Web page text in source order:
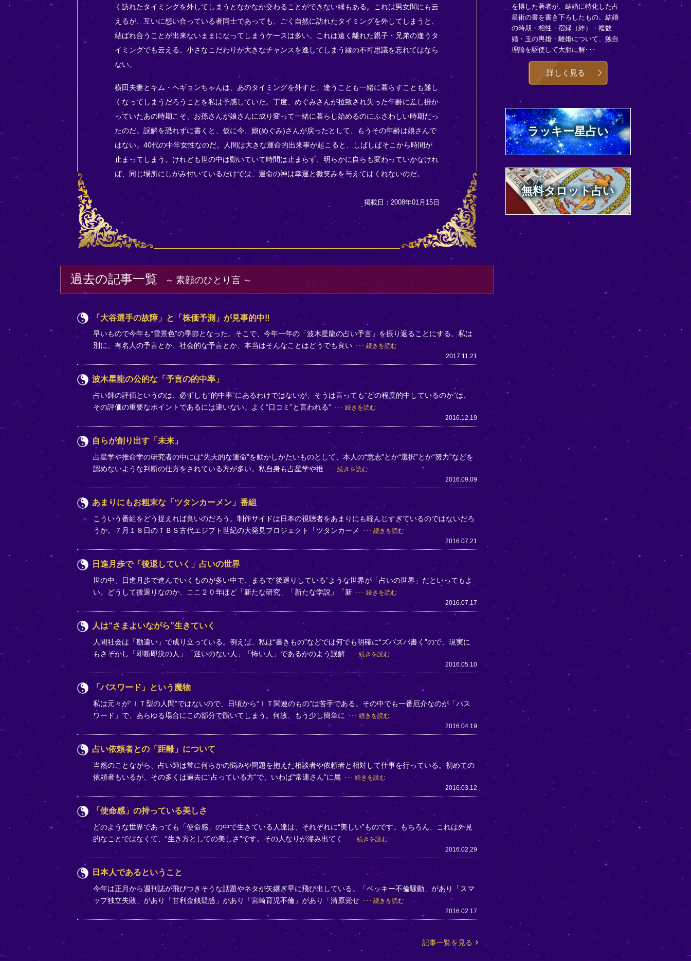
く訪れたタイミングを外してしまうとなかなか交わることができない縁もある。これは男女間にも云
えるが、互いに想い合っている者同士であっても、ごく自然に訪れたタイミングを外してしまうと、
結ばれ合うことが出来ないままになってしまうケースは多い。これは遠く離れた親子・兄弟の逢うタ
イミングでも云える。小さなこだわりが大きなチャンスを逸してしまう縁の不可思議を忘れてはなら
ない。
横田夫妻とキム・ヘギョンちゃんは、あのタイミングを外すと、逢うことも一緒に暮らすことも難し
くなってしまうだろうことを私は予感していた。丁度、めぐみさんが拉致され失った年齢に差し掛か
っていたあの時期こそ、お孫さんが娘さんに成り変って一緒に暮らし始めるのにふさわしい時期だっ
たのだ。誤解を恐れずに書くと、仮に今、娘(めぐみ)さんが戻ったとして、もうその年齢は娘さんで
はない。40代の中年女性なのだ。人間は大きな運命的出来事が起こると、しばしばそこから時間が
止まってしまう。けれども世の中は動いていて時間は止まらず、明らかに自らも変わっていかなけれ
ば、同じ場所にしがみ付いているだけでは、運命の神は幸運と微笑みを与えてはくれないのだ。
掲載日：2008年01月15日
過去の記事一覧 素顔のひとり言
「大谷選手の故障」と「株価予測」が見事的中‼
早いもので今年も“雪景色”の季節となった。そこで、今年一年の「波木星龍の占い予言」を振り返ることにする。私は
別に、有名人の予言とか、社会的な予言とか、本当はそんなことはどうでも良い
続きを読む
2017.11.21
波木星龍の公的な「予言の的中率」
占い師の評価というのは、必ずしも“的中率”にあるわけではないが、そうは言っても“どの程度的中しているのか”は、
その評価の重要なポイントであるには違いない。よく“口コミ”と言われる“
続きを読む
2016.12.19
自らが創り出す「未来」
占星学や推命学の研究者の中には“先天的な運命”を動かしがたいものとして、本人の“意志”とか“選択”とか“努力”などを
認めないような判断の仕方をされている方が多い。私自身も占星学や推
続きを読む
2016.09.09
あまりにもお粗末な「ツタンカーメン」番組
こういう番組をどう捉えれば良いのだろう。制作サイドは日本の視聴者をあまりにも軽んじすぎているのではないだろ
うか。７月１８日のＴＢＳ古代エジプト世紀の大発見プロジェクト「ツタンカーメ
続きを読む
2016.07.21
日進月歩で「後退していく」占いの世界
世の中、日進月歩で進んでいくものが多い中で、まるで“後退りしている”ような世界が「占いの世界」だといってもよ
い。どうして後退りなのか、ここ２０年ほど「新たな研究」「新たな学説」「新
続きを読む
2016.07.17
人は“さまよいながら”生きていく
人間社会は「勘違い」で成り立っている。例えば、私は“書きもの”などでは何でも明確に“ズバズバ書く”ので、現実に
もさぞかし「即断即決の人」「迷いのない人」「怖い人」であるかのよう誤解
続きを読む
2016.05.10
「パスワード」という魔物
私は元々が“ＩＴ型の人間”ではないので、日頃から“ＩＴ関連のもの”は苦手である。その中でも一番厄介なのが「パス
ワード」で、あらゆる場合にこの部分で躓いてしまう。何故、もう少し簡単に
続きを読む
2016.04.19
占い依頼者との「距離」について
当然のことながら、占い師は常に何らかの悩みや問題を抱えた相談者や依頼者と相対して仕事を行っている。初めての
依頼者もいるが、その多くは過去に“占っている方”で、いわば“常連さん”に属
続きを読む
2016.03.12
「使命感」の持っている美しさ
どのような世界であっても「使命感」の中で生きている人達は、それぞれに“美しい”ものです。もちろん、これは外見
的なことではなくて、“生き方としての美しさ”です。その人なりが滲み出てく
続きを読む
2016.02.29
日本人であるということ
今年は正月から週刊誌が飛びつきそうな話題やネタが矢継ぎ早に飛び出している。「ベッキー不倫騒動」があり「スマ
ップ独立失敗」があり「甘利金銭疑惑」があり「宮崎育児不倫」があり「清原覚せ
続きを読む
2016.02.17
記事一覧を見る
を博した著者が、結婚に特化した占
星術の書を書き下ろしたもの。結婚
の時期・相性・宿縁（絆）・複数
婚・玉の輿婚・離婚について、独自
理論を駆使して大胆に解･･･
詳しく見る
ラッキー星占い
無料タロット占い